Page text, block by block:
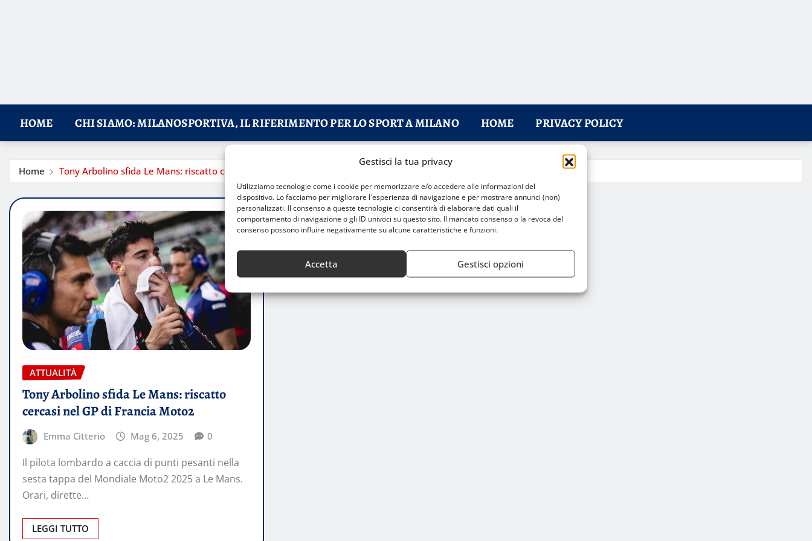
Gestisci la tua privacy
Utilizziamo tecnologie come i cookie per memorizzare e/o accedere alle informazioni del
dispositivo. Lo facciamo per migliorare l'esperienza di navigazione e per mostrare annunci (non)
personalizzati. Il consenso a queste tecnologie ci consentirà di elaborare dati quali il
comportamento di navigazione o gli ID univoci su questo sito. Il mancato consenso o la revoca del
consenso possono influire negativamente su alcune caratteristiche e funzioni.
Accetta Gestisci opzioni
HOME CHI SIAMO: MILANOSPORTIVA, IL RIFERIMENTO PER LO SPORT A MILANO HOME PRIVACY POLICY
Home Tony Arbolino sfida Le Mans: riscatto cercasi nel GP di Francia Moto2
ATTUALITÀ
Tony Arbolino sfida Le Mans: riscatto
cercasi nel GP di Francia Moto2
Emma Citterio Mag 6, 2025 0
Il pilota lombardo a caccia di punti pesanti nella
sesta tappa del Mondiale Moto2 2025 a Le Mans.
Orari, dirette…
LEGGI TUTTO